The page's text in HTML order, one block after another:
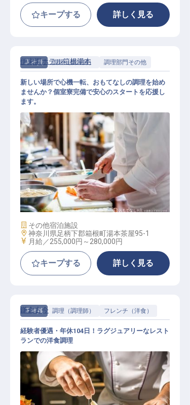
キープする 詳しく見る
正社員 調理（調理師） 調理部門その他
調理スタッフ（一般）
伊東園ホテル箱根湯本
新しい場所で心機一転、おもてなしの調理を始め
ませんか？個室寮完備で安心のスタートを応援し
ます。
施設業態
その他宿泊施設
勤務地
神奈川県足柄下郡箱根町湯本茶屋95-1
給与
月給／255,000円～ 280,000円
キープする 詳しく見る
正社員 調理（調理師） フレンチ（洋食）
鎌倉古今
経験者優遇・年休104日！ラグジュアリーなレスト
ランでの洋食調理